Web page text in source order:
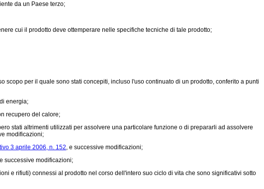
da un Paese terzo;
cui il prodotto deve ottemperare nelle specifiche tecniche di tale prodotto;
per il quale sono stati concepiti, incluso l'uso continuato di un prodotto, conferito a punti
energia;
recupero del calore;
stati altrimenti utilizzati per assolvere una particolare funzione o di prepararli ad assolvere
modificazioni;
3 aprile 2006, n. 152, e successive modificazioni;
successive modificazioni;
e rifiuti) connessi al prodotto nel corso dell'intero suo ciclo di vita che sono significativi sotto